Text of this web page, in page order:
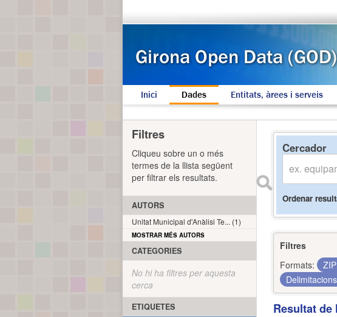
Inici Dades Entitats, àrees i serveis
Cercador
Ordenar
Filtres
Formats:
ZIP
Delimitacions
Resultat de
Filtres
Cliqueu sobre un o més
termes de la llista següent
per filtrar els resultats.
AUTORS
Unitat Municipal d'Anàlisi Te... (1)
MOSTRAR MÉS AUTORS
CATEGORIES
No hi ha filtres per aquesta
cerca
ETIQUETES